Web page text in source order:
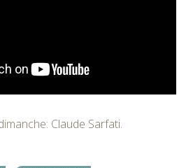
Claude Sarfati.